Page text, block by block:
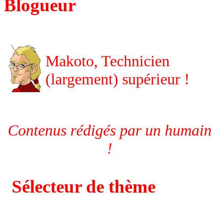
Blogueur
Makoto, Technicien
(largement) supérieur !
Contenus rédigés par un humain
!
Sélecteur de thème